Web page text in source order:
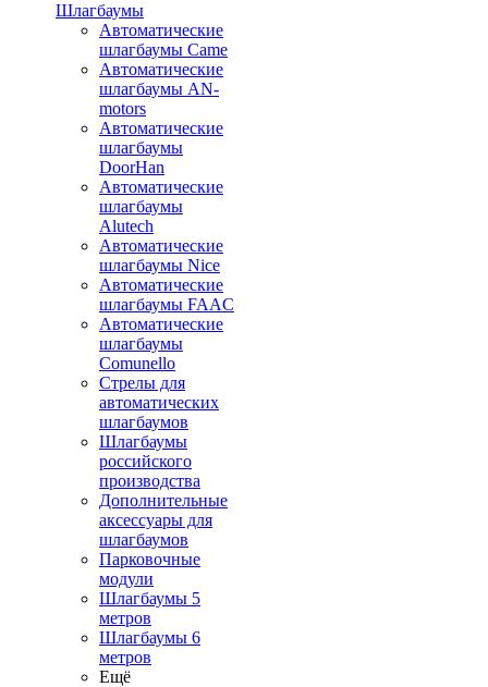
Шлагбаумы
Автоматические
шлагбаумы Came
Автоматические
шлагбаумы AN-
motors
Автоматические
шлагбаумы
DoorHan
Автоматические
шлагбаумы
Alutech
Автоматические
шлагбаумы Nice
Автоматические
шлагбаумы FAAC
Автоматические
шлагбаумы
Comunello
Стрелы для
автоматических
шлагбаумов
Шлагбаумы
российского
производства
Дополнительные
аксессуары для
шлагбаумов
Парковочные
модули
Шлагбаумы 5
метров
Шлагбаумы 6
метров
Ещё